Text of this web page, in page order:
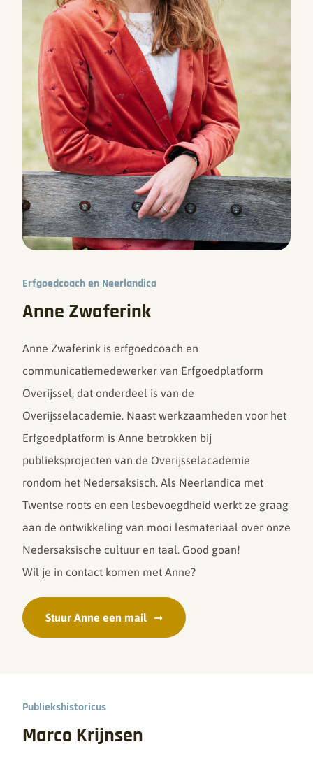
Erfgoedcoach en Neerlandica
Anne Zwaferink
Anne Zwaferink is erfgoedcoach en
communicatiemedewerker van Erfgoedplatform
Overijssel, dat onderdeel is van de
Overijsselacademie. Naast werkzaamheden voor het
Erfgoedplatform is Anne betrokken bij
publieksprojecten van de Overijsselacademie
rondom het Nedersaksisch. Als Neerlandica met
Twentse roots en een lesbevoegdheid werkt ze graag
aan de ontwikkeling van mooi lesmateriaal over onze
Nedersaksische cultuur en taal. Good goan!
Wil je in contact komen met Anne?
Stuur Anne een mail
Publiekshistoricus
Marco Krijnsen